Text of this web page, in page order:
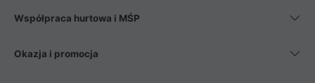
Współpraca hurtowa i MŚP
Okazja i promocja